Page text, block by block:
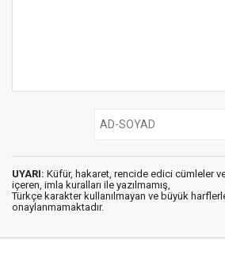
UYARI: Küfür, hakaret, rencide edici cümleler
içeren, imla kuralları ile yazılmamış,
Türkçe karakter kullanılmayan ve büyük
onaylanmamaktadır.